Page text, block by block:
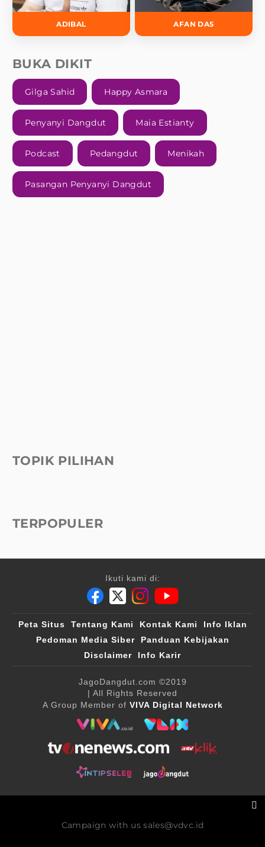
ADIBAL AFAN DA5
BUKA DIKIT
Gilga Sahid Happy Asmara
Penyanyi Dangdut Maia Estianty
Podcast Pedangdut Menikah
Pasangan Penyanyi Dangdut
TOPIK PILIHAN
TERPOPULER
Ikuti kami di:
Peta Situs Tentang Kami Kontak Kami
Info Iklan
Pedoman Media Siber
Panduan Kebijakan
Disclaimer
Info Karir
JagoDangdut.com ©2019
| All Rights Reserved
A Group Member of VIVA Digital Network
